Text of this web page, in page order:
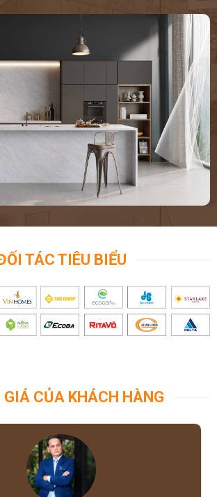
TÁC TIÊU BIỂU
CỦA KHÁCH HÀNG